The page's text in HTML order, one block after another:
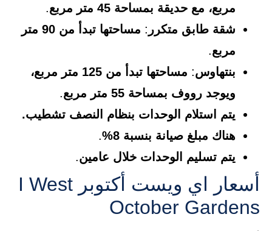
مربع، مع حديقة بمساحة 45 متر مربع
.
شقة طابق متكرر :
مساحتها تبدأ من 90 متر
مربع.
بنتهاوس:
مساحتها تبدأ من 125 متر مربع،
ويوجد رووف بمساحة 55 متر مربع
.
يتم استلام الوحدات بنظام النصف تشطيب.
هناك مبلغ صيانة بنسبة 8%
.
يتم تسليم الوحدات خلال عامين.
أسعار اي ويست أكتوبر I West
October Gardens